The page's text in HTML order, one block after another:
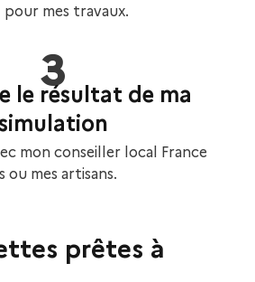
mes travaux.
3
le résultat de ma
mon conseiller local France
ou mes artisans.
prêtes à